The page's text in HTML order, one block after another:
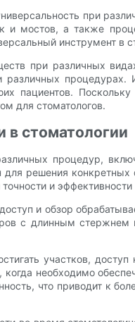
при
и мостов, а также
инструмент в
при различных
процедурах.
пациентов.
для стоматологов.
в стоматологии
процедур,
решения конкретных
и эффективности
и обзор
с длинным стержнем
участков,
необходимо
что приводит к